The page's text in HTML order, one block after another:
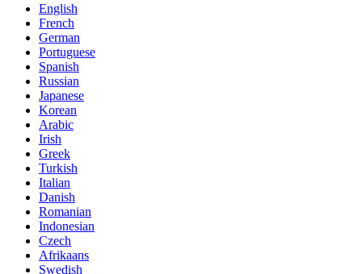
English
French
German
Portuguese
Spanish
Russian
Japanese
Korean
Arabic
Irish
Greek
Turkish
Italian
Danish
Romanian
Indonesian
Czech
Afrikaans
Swedish